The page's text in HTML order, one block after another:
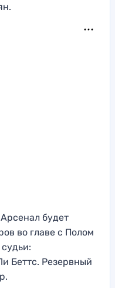
будет
во главе с Полом
Беттс. Резервный